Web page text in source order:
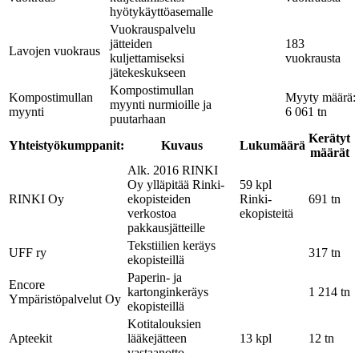
hyötykäyttöasemalle
Lavojen vuokraus
Vuokrauspalvelu
jätteiden
kuljettamiseksi
jätekeskukseen
183
vuokrausta
Kompostimullan
myynti
Kompostimullan
myynti nurmioille ja
puutarhaan
Myyty määrä:
6 061 tn
Yhteistyökumppanit: Kuvaus Lukumäärä
Kerätyt
määrät
RINKI Oy
Alk. 2016 RINKI
Oy ylläpitää Rinki-
ekopisteiden
verkostoa
pakkausjätteille
59 kpl
Rinki-
ekopisteitä
691 tn
UFF ry
Tekstiilien keräys
ekopisteillä
317 tn
Encore
Ympäristöpalvelut Oy
Paperin- ja
kartonginkeräys
ekopisteillä
1 214 tn
Apteekit
Kotitalouksien
lääkejätteen
13 kpl 12 tn